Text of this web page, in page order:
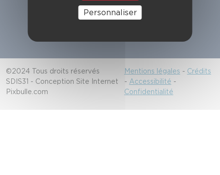
Alerter les secours
18/112
©2024 Tous droits réservés
SDIS31 - Conception Site Internet
Pixbulle.com
Mentions légales - Crédits
- Accessibilité -
Confidentialité
Personnaliser